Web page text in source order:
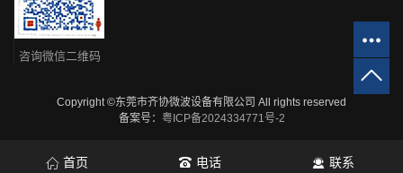
咨询微信二维码
Copyright ©东莞市齐协微波设备有限公司 All rights reserved
备案号： 粤ICP备2024334771号-2
首页 电话 联系